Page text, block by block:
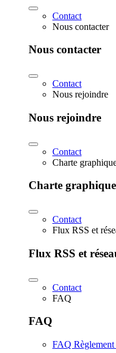
Contact
Nous contacter
Nous contacter
Contact
Nous rejoindre
Nous rejoindre
Contact
Charte
Charte
Contact
Flux RSS et
Flux RSS et
Contact
FAQ
FAQ
FAQ